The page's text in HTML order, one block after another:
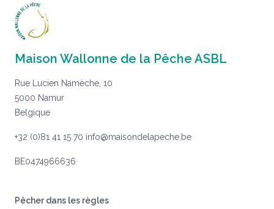
Maison Wallonne de la Pêche ASBL
Rue Lucien Namèche, 10
5000 Namur
Belgique
+32 (0)81 41 15 70 info@maisondelapeche.be
BE0474966636
Pêcher dans les règles